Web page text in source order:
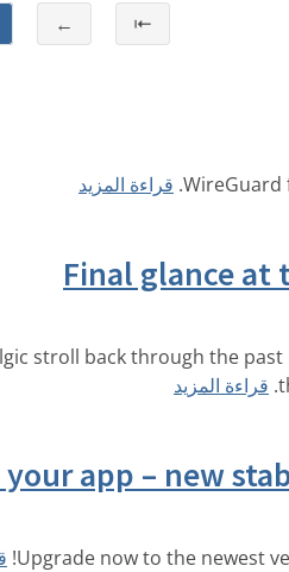
⇤
←
WireGuard قراءة المزيد
Final glance at
stroll back through the
قراءة المزيد
app – new
Upgrade now to the newest